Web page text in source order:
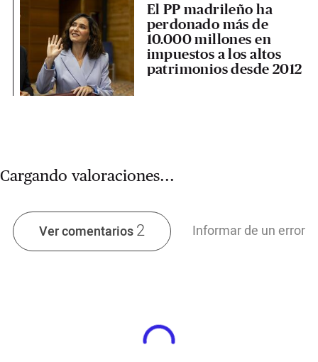
El PP madrileño ha
perdonado más de
10.000 millones en
impuestos a los altos
patrimonios desde 2012
Cargando valoraciones...
Ver comentarios2 Informar de un error